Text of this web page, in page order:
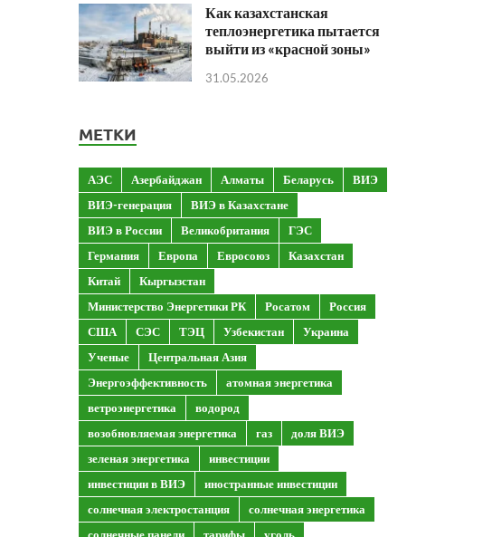
Как казахстанская
теплоэнергетика пытается
выйти из «красной зоны»
31.05.2026
МЕТКИ
АЭС Азербайджан Алматы Беларусь
ВИЭ
ВИЭ-генерация
ВИЭ в Казахстане
ВИЭ в России
Великобритания
ГЭС
Германия
Европа Евросоюз
Казахстан
Китай
Кыргызстан
Министерство Энергетики РК
Росатом
Россия
США
СЭС ТЭЦ Узбекистан
Украина
Ученые
Центральная Азия
Энергоэффективность
атомная энергетика
ветроэнергетика
водород
возобновляемая энергетика
газ
доля ВИЭ
зеленая энергетика
инвестиции
инвестиции в ВИЭ
иностранные инвестиции
солнечная электростанция
солнечная энергетика
солнечные панели
тарифы уголь